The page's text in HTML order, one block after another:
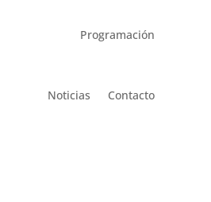
Programación
Noticias Contacto